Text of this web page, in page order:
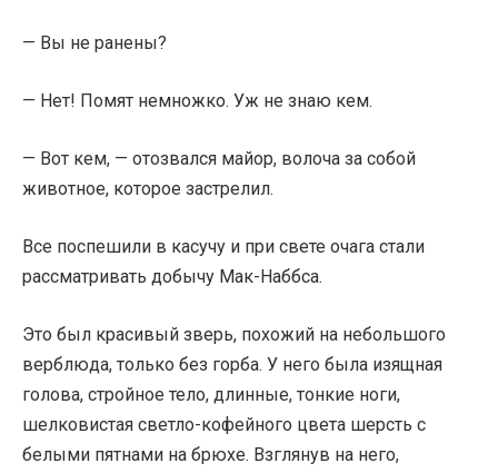
— Вы не ранены?
— Нет! Помят немножко. Уж не знаю кем.
— Вот кем, — отозвался майор, волоча за собой
животное, которое застрелил.
Все поспешили в касучу и при свете очага стали
рассматривать добычу Мак-Наббса.
Это был красивый зверь, похожий на небольшого
верблюда, только без горба. У него была изящная
голова, стройное тело, длинные, тонкие ноги,
шелковистая светло-кофейного цвета шерсть с
белыми пятнами на брюхе. Взглянув на него,